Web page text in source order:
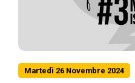
Martedì 26 Novembre 2024